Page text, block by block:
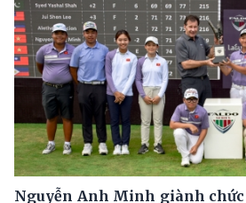
Nguyễn Anh Minh giành chức